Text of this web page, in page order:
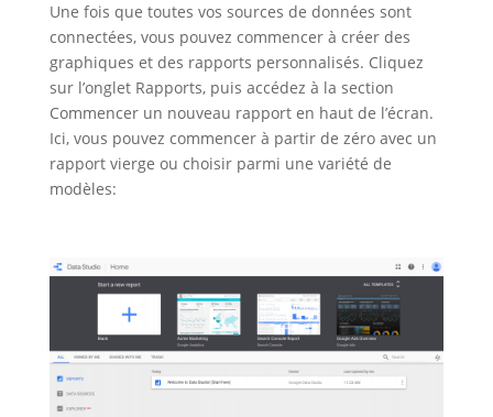
Une fois que toutes vos sources de données sont
connectées, vous pouvez commencer à créer des
graphiques et des rapports personnalisés. Cliquez
sur l’onglet Rapports, puis accédez à la section
Commencer un nouveau rapport en haut de l’écran.
Ici, vous pouvez commencer à partir de zéro avec un
rapport vierge ou choisir parmi une variété de
modèles: